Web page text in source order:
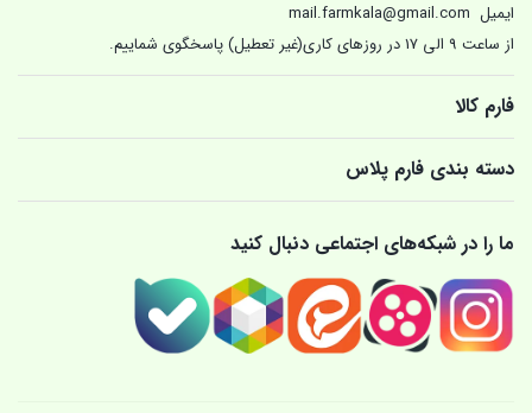
ایمیل mail.farmkala@gmail.com
از ساعت 9 الی 17 در روزهای کاری(غیر تعطیل) پاسخگوی شماییم.
فارم کالا
دسته بندی فارم پلاس
ما را در شبکه‌های اجتماعی دنبال کنید